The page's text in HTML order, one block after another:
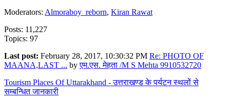
Moderators: Almoraboy_reborn, Kiran Rawat
Posts: 11,227
Topics: 97
Last post: February 28, 2017, 10:30:32 PM Re: PHOTO OF
MAANA,LAST ... byएम.एस. मेहता /M S Mehta 9910532720
Tourism Places Of Uttarakhand - उत्तराखण्ड के पर्यटन स्थलों से
सम्बन्धित जानकारी